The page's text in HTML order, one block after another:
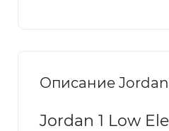
Описание Jordan
Jordan 1 Low